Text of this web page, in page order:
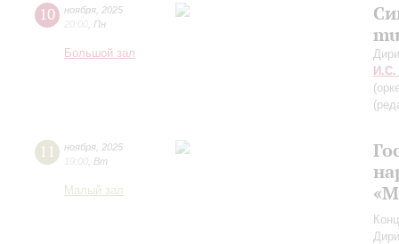
10 ноября 2025
20:00 Пн
Большой зал
И.С.
11 ноября 2025
19:00 Вт
Малый зал